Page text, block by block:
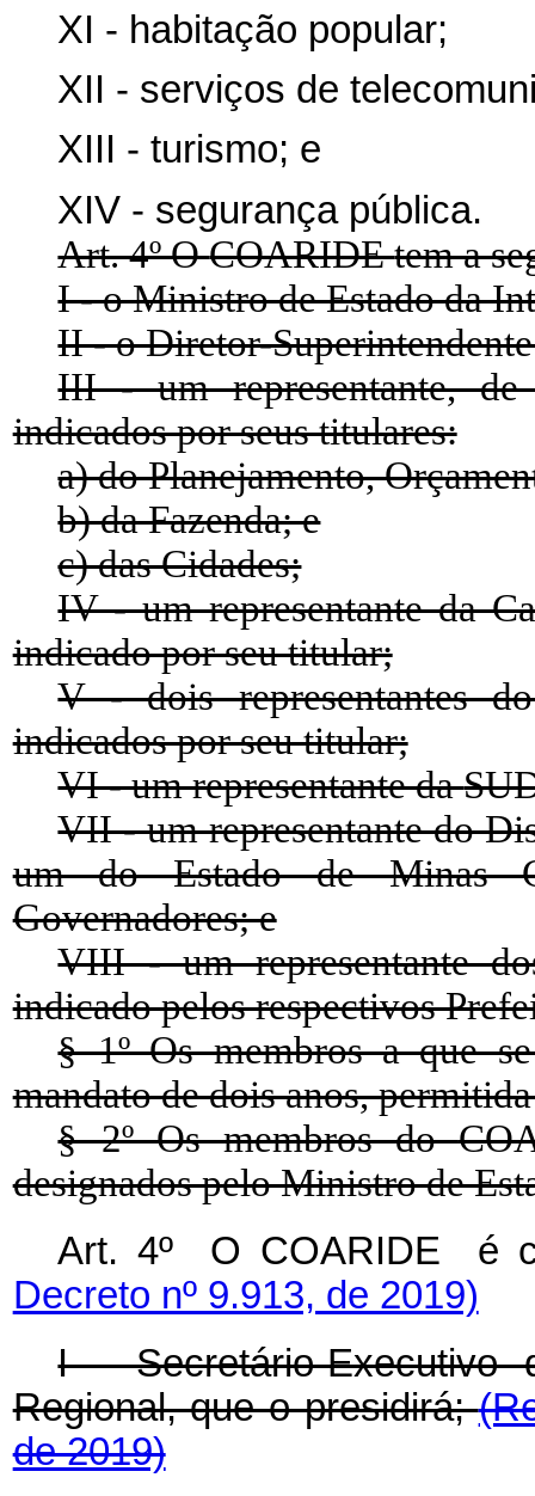
XI - habitação popular;
XII - serviços de
XIII - turismo; e
XIV - segurança pública.
Art. 4º OCOARIDEtem a
I - o Ministro de Estado da
II - o Diretor-
III - um representante, de
indicados por seus titulares:
a) do Planejamento,
b) da Fazenda; e
c) das Cidades;
IV - um representante da
indicado por seu titular;
V - dois representantes
indicados por seu titular;
VI - um representante da
VII - um representante do
um do Estado de Minas
Governadores; e
VIII - um representante
indicado pelos respectivos
§ 1º Os membros a que
mandato de dois anos,
§ 2º Os membros do
designados pelo Ministro de
Art. 4º O COARIDE é
Decreto nº 9.913, de 2019)
I - Secretário-Executivo
Regional, que o presidirá;
de 2019)